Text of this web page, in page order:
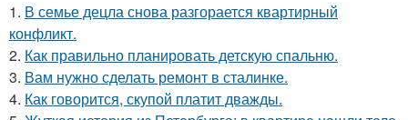
1. В семье децла снова разгорается квартирный
конфликт.
2. Как правильно планировать детскую спальню.
3. Вам нужно сделать ремонт в сталинке.
4. Как говорится, скупой платит дважды.